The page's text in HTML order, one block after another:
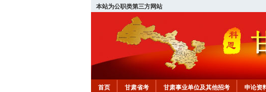
本站为公职类第三方网站
首页 甘肃省考 甘肃事业单位及其他招考 申论资